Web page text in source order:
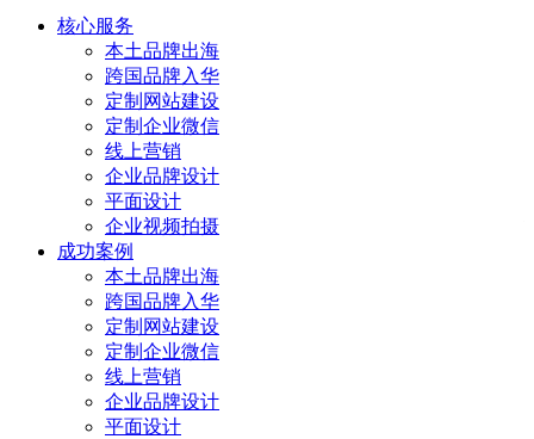
核心服务
本土品牌出海
跨国品牌入华
定制网站建设
定制企业微信
线上营销
企业品牌设计
平面设计
企业视频拍摄
成功案例
本土品牌出海
跨国品牌入华
定制网站建设
定制企业微信
线上营销
企业品牌设计
平面设计